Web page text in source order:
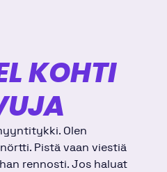
KOHTI
Olen
Pistä vaan viestiä
rennosti. Jos haluat